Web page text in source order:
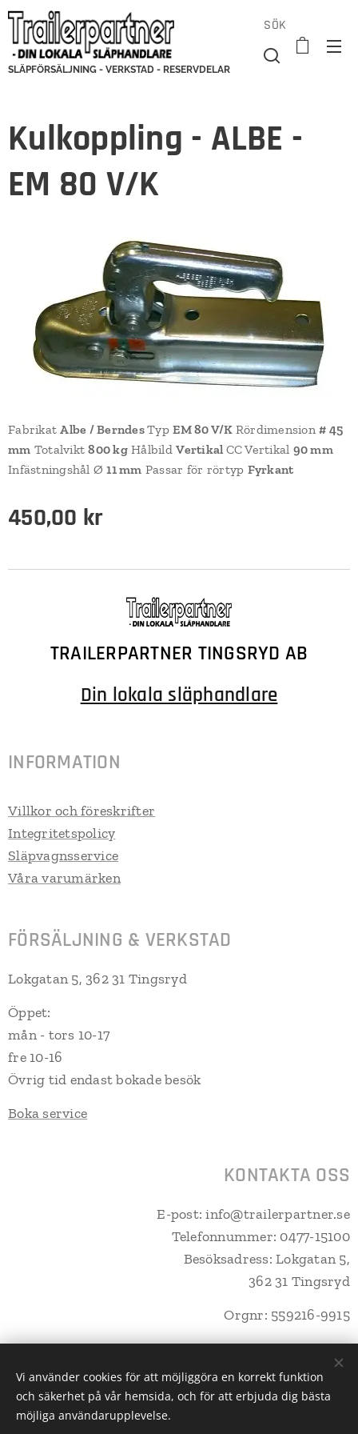
SLÄPFÖRSÄLJNING - VERKSTAD - RESERVDELAR
SÖK
Kulkoppling - ALBE -
EM 80 V/K
FabrikatAlbe / BerndesTypEM 80 V/K Rördimension# 45
mm Totalvikt800 kgHålbildVertikal CC Vertikal 90 mm
Infästningshål Ø11 mm Passar för rörtyp Fyrkant
450,00 kr
TRAILERPARTNER TINGSRYD AB
Din lokala släphandlare
INFORMATION
Villkor och föreskrifter
Integritetspolicy
Släpvagnsservice
Våra varumärken
FÖRSÄLJNING & VERKSTAD
Lokgatan 5, 362 31 Tingsryd
Öppet:
mån - tors 10-17
fre 10-16
Övrig tid endast bokade besök
Boka service
KONTAKTA OSS
E-post: info@trailerpartner.se
Telefonnummer: 0477-15100
Besöksadress: Lokgatan 5,
362 31 Tingsryd
Orgnr: 559216-9915
Trailerpartner Tingsryd AB Cookies
Vi använder cookies för att möjliggöra en korrekt funktion
och säkerhet på vår hemsida, och för att erbjuda dig bästa
möjliga användarupplevelse.